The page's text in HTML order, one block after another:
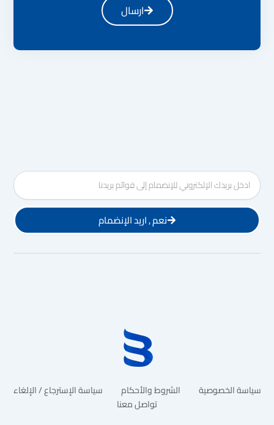
ارسال
Email
نعم , اريد الإنضمام
سياسة الخصوصية الشروط والأحكام
سياسة الإسترجاع / الإلغاء
تواصل معنا